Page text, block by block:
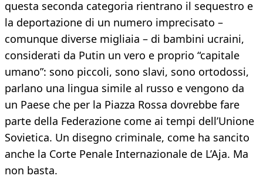
questa seconda categoria rientrano il sequestro e
la deportazione di un numero imprecisato –
comunque diverse migliaia – di bambini ucraini,
considerati da Putin un vero e proprio “capitale
umano”: sono piccoli, sono slavi, sono ortodossi,
parlano una lingua simile al russo e vengono da
un Paese che per la Piazza Rossa dovrebbe fare
parte della Federazione come ai tempi dell’Unione
Sovietica. Un disegno criminale, come ha sancito
anche la Corte Penale Internazionale de L’Aja. Ma
non basta.